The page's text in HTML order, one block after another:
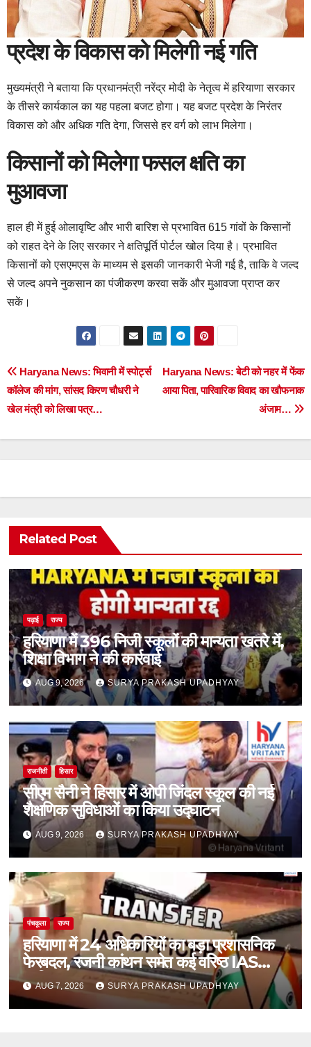
प्रदेश के विकास को मिलेगी नई गति
मुख्यमंत्री ने बताया कि प्रधानमंत्री नरेंद्र मोदी के नेतृत्व में हरियाणा सरकार
के तीसरे कार्यकाल का यह पहला बजट होगा। यह बजट प्रदेश के निरंतर
विकास को और अधिक गति देगा, जिससे हर वर्ग को लाभ मिलेगा।
किसानों को मिलेगा फसल क्षति का
मुआवजा
हाल ही में हुई ओलावृष्टि और भारी बारिश से प्रभावित 615 गांवों के किसानों
को राहत देने के लिए सरकार ने क्षतिपूर्ति पोर्टल खोल दिया है। प्रभावित
किसानों को एसएमएस के माध्यम से इसकी जानकारी भेजी गई है, ताकि वे जल्द
से जल्द अपने नुकसान का पंजीकरण करवा सकें और मुआवजा प्राप्त कर
सकें।
Post
navigation
Haryana News: बेटी को नहर में फेंक
आया पिता, पारिवारिक विवाद का खौफनाक
अंजाम…
Haryana News: भिवानी में स्पोर्ट्स
कॉलेज की मांग, सांसद किरण चौधरी ने
खेल मंत्री को लिखा पत्र…
Related Post
पढ़ाई राज्य
हरियाणा में 396 निजी स्कूलों की मान्यता खतरे में,
शिक्षा विभाग ने की कार्रवाई
AUG 9, 2026 SURYA PRAKASH UPADHYAY
राजनीती हिसार
सीएम सैनी ने हिसार में ओपी जिंदल स्कूल की नई
शैक्षणिक सुविधाओं का किया उद्घाटन
AUG 9, 2026 SURYA PRAKASH UPADHYAY
पंचकूला राज्य
हरियाणा में 24 अधिकारियों का बड़ा प्रशासनिक
फेरबदल, रजनी कांथन समेत कई वरिष्ठ IAS
शामिल
AUG 7, 2026 SURYA PRAKASH UPADHYAY